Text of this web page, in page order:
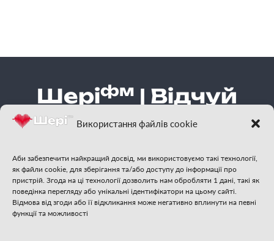
Використання файлів cookie
Аби забезпечити найкращий досвід, ми використовуємо такі технології,
як файли cookie, для зберігання та/або доступу до інформації про
пристрій. Згода на ці технології дозволить нам обробляти 1 дані, такі як
поведінка перегляду або унікальні ідентифікатори на цьому сайті.
Відмова від згоди або її відкликання може негативно вплинути на певні
функції та можливості
Шеріфм | Відчуй
гарну музику